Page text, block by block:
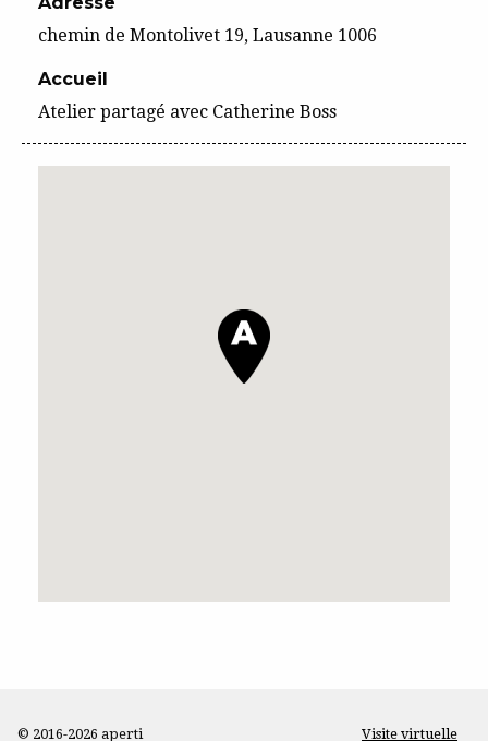
chemin de Montolivet 19, Lausanne 1006
Accueil
Atelier partagé avec Catherine Boss
© 2016-2026 aperti Visite virtuelle